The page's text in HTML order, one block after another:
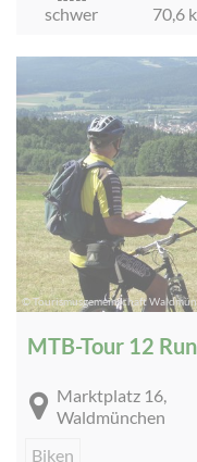
schwer 70,6
© Tourismusgemeinschaft
MTB-Tour 12
Marktplatz 16,
Waldmünchen
Biken